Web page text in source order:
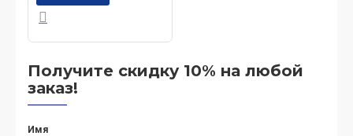
Получите скидку 10% на любой
заказ!
Имя